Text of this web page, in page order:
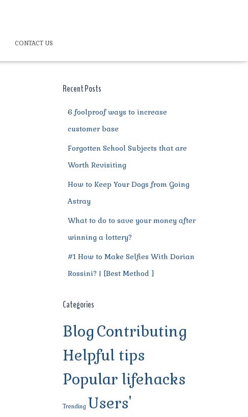
CONTACT US
Recent Posts
6 foolproof ways to increase
customer base
Forgotten School Subjects that are
Worth Revisiting
How to Keep Your Dogs from Going
Astray
What to do to save your money after
winning a lottery?
#1 How to Make Selfies With Dorian
Rossini? | [Best Method ]
Categories
BlogContributing
Helpful tips
Popular lifehacks
Trending Users'